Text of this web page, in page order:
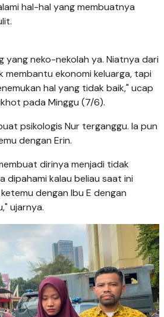
hal-hal yang membuatnya
yang neko-nekolah ya. Niatnya dari
membantu ekonomi keluarga, tapi
hal yang tidak baik," ucap
pada Minggu (7/6).
psikologis Nur terganggu. Ia pun
dengan Erin.
dirinya menjadi tidak
dipahami kalau beliau saat ini
dengan Ibu E dengan
ujarnya.